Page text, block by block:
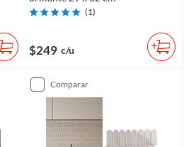
(1)
$249 c/u
comparar